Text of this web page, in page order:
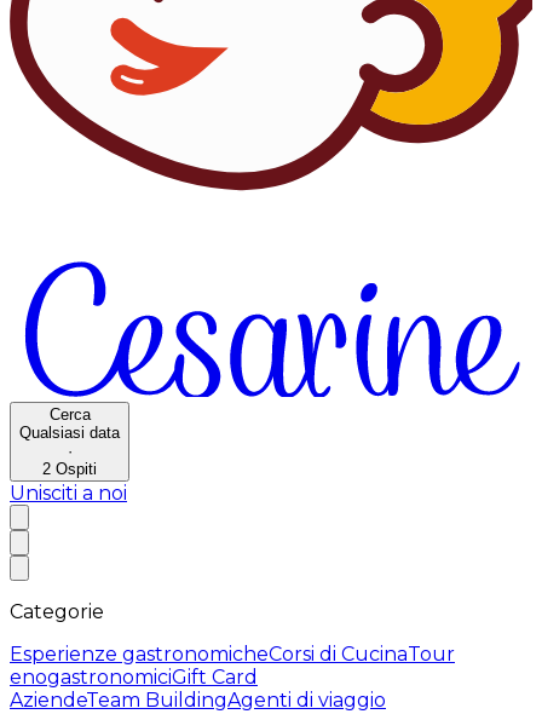
Cerca
Qualsiasi data
·
2 Ospiti
Unisciti a noi
Categorie
Esperienze gastronomicheCorsi di CucinaTour
enogastronomiciGift Card
AziendeTeam BuildingAgenti di viaggio